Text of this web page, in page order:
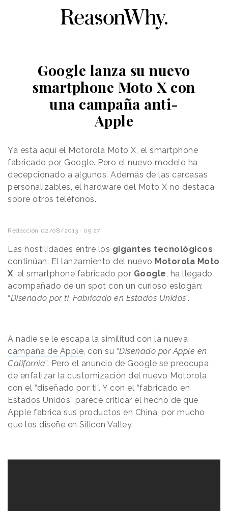
Google lanza su nuevo
smartphone Moto X con
una campaña anti-
Apple
Ya esta aquí el Motorola Moto X, el smartphone
fabricado por Google. Pero el nuevo modelo ha
decepcionado a algunos. Además de las carcasas
personalizables, el hardware del Moto X no destaca
sobre otros teléfonos.
Redacción 02/08/2013 · 09:27
Las hostilidades entre los gigantes tecnológicos
continúan. El lanzamiento del nuevo Motorola Moto
X , el smartphone fabricado por Google , ha llegado
acompañado de un spot con un curioso eslogan:
“Diseñado por ti. Fabricado en Estados Unidos”.
A nadie se le escapa la similitud con la nueva
campaña de Apple , con su “Diseñado por Apple en
California”. Pero el anuncio de Google se preocupa
de enfatizar la customización del nuevo Motorola
con el “diseñado por ti”. Y con el “fabricado en
Estados Unidos” parece criticar el hecho de que
Apple fabrica sus productos en China, por mucho
que los diseñe en Silicon Valley.